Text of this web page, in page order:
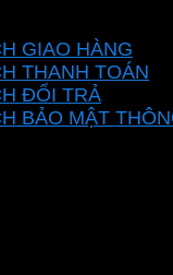
GIAO HÀNG
THANH TOÁN
ĐỔI TRẢ
BẢO MẬT